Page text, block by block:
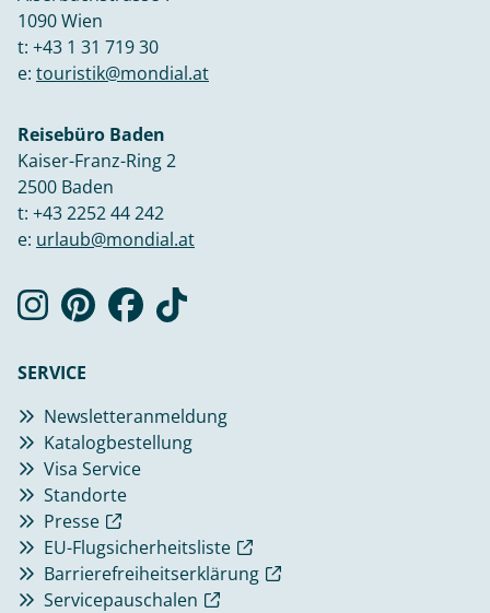
1090 Wien
t: +43 1 31 719 30
e: touristik@mondial.at
Reisebüro Baden
Kaiser-Franz-Ring 2
2500 Baden
t: +43 2252 44 242
e: urlaub@mondial.at
SERVICE
Newsletteranmeldung
Katalogbestellung
Visa Service
Standorte
Presse
EU-Flugsicherheitsliste
Barrierefreiheitserklärung
Servicepauschalen